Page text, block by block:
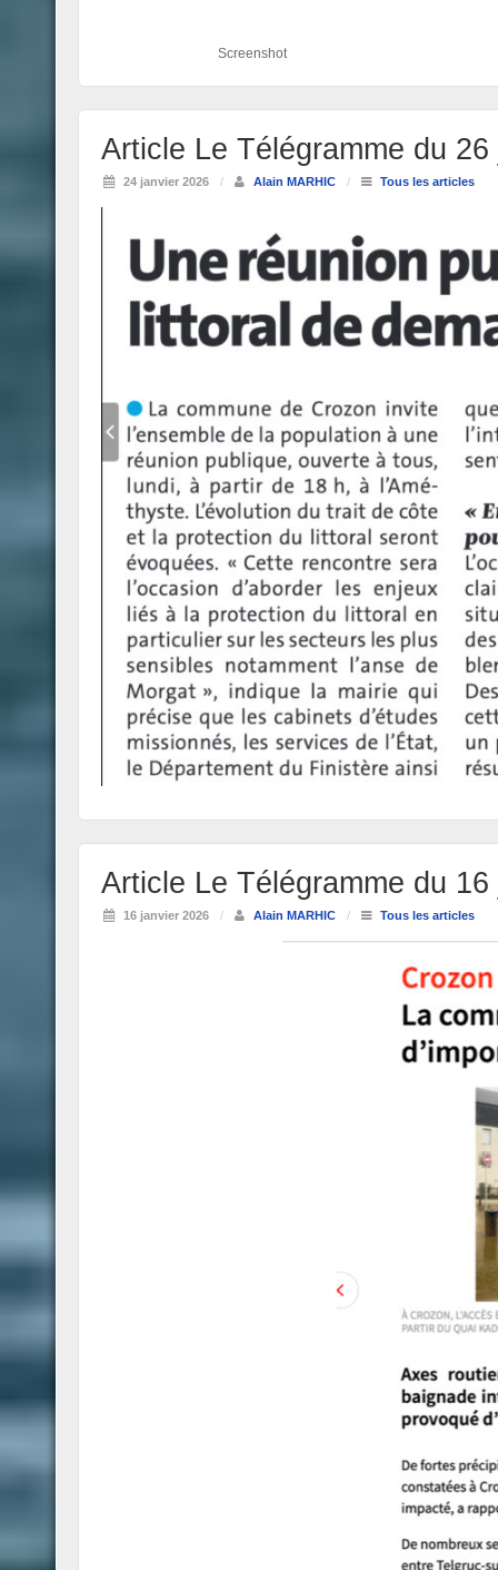
Screenshot
Article Le Télégramme du
24 janvier 2026 / Alain MARHIC / Tous les articles
Article Le Télégramme du
16 janvier 2026 / Alain MARHIC / Tous les articles